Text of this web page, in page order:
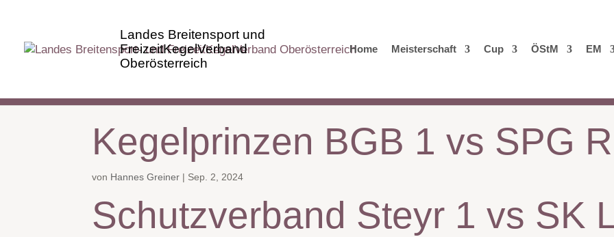
Home Meisterschaft Cup ÖStM EM
Kegelprinzen BGB 1 vs SPG
von Hannes Greiner | Sep. 2, 2024
Schutzverband Steyr 1 vs SK